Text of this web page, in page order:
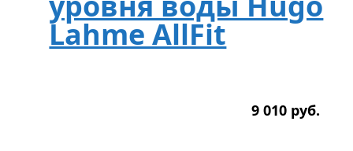
Lahme AllFit
9 010 руб.